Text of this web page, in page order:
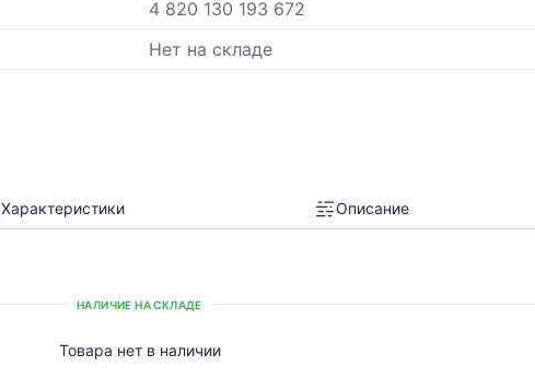
4 820 130 193 672
Нет на складе
Характеристики Описание
НАЛИЧИЕ НА СКЛАДЕ
Товара нет в наличии